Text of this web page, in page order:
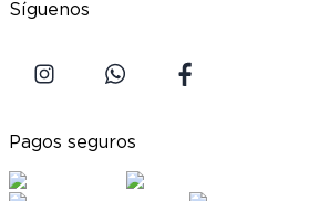
Síguenos
Pagos seguros